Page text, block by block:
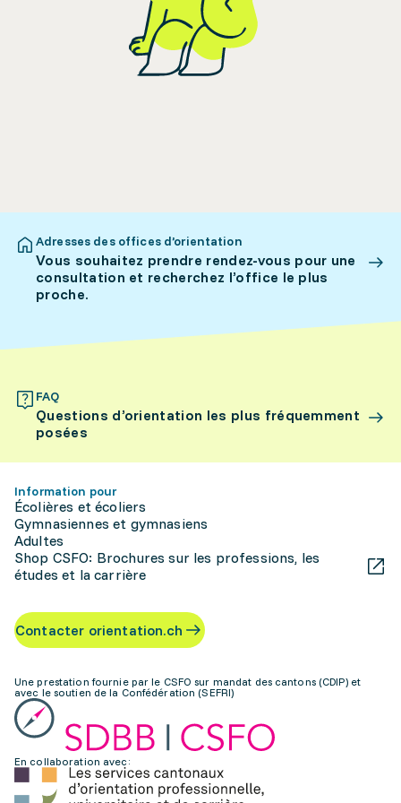
Adresses des offices d’orientation
Vous souhaitez prendre rendez-vous pour une
consultation et recherchez l’office le plus
proche.
FAQ
Questions d’orientation les plus fréquemment
posées
Information pour
Écolières et écoliers
Gymnasiennes et gymnasiens
Adultes
Shop CSFO: Brochures sur les professions, les
études et la carrière
Contacter orientation.ch
Une prestation fournie par le CSFO sur mandat des cantons (CDIP) et
avec le soutien de la Confédération (SEFRI)
En collaboration avec: